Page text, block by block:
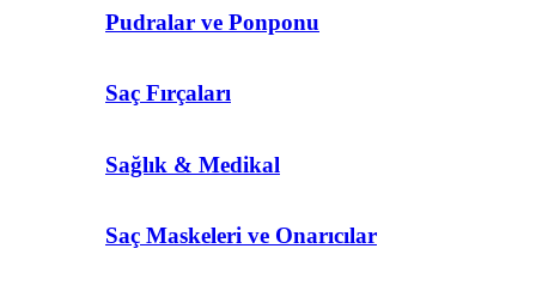
Pudralar ve Ponponu
Saç Fırçaları
Sağlık & Medikal
Saç Maskeleri ve Onarıcılar